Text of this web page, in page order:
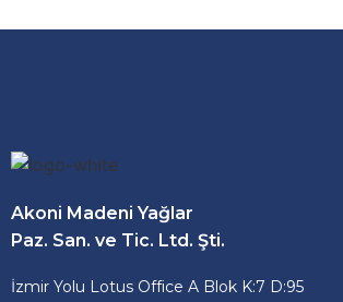
Akoni Madeni Yağlar
Paz. San. ve Tic. Ltd. Şti.
İzmir Yolu Lotus Office A Blok K:7 D:95